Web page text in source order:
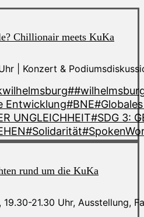
Chillionair meets KuKa
| Konzert &
Entwicklung#BNE
UNGLEICHHEIT#SDG 3:
#Solidarität
rund um die KuKa
19.30-21.30 Uhr, Ausstellung,